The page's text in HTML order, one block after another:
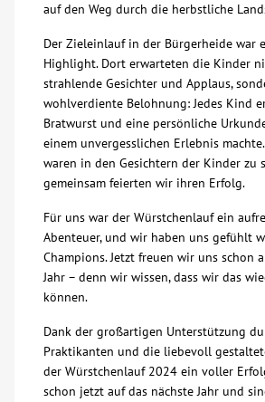
auf den Weg durch die herbstliche
Der Zieleinlauf in der Bürgerheide war
Highlight. Dort erwarteten die Kinder
strahlende Gesichter und Applaus,
wohlverdiente Belohnung: Jedes Kind
Bratwurst und eine persönliche
einem unvergesslichen Erlebnis
waren in den Gesichtern der Kinder zu
gemeinsam feierten wir ihren Erfolg.
Für uns war der Würstchenlauf ein
Abenteuer, und wir haben uns gefühlt
Champions. Jetzt freuen wir uns schon
Jahr – denn wir wissen, dass wir das
können.
Dank der großartigen Unterstützung
Praktikanten und die liebevoll
der Würstchenlauf 2024 ein voller
schon jetzt auf das nächste Jahr und